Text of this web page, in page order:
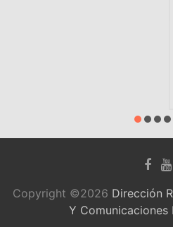
Copyright ©2026 Dirección
Y Comunicaciones